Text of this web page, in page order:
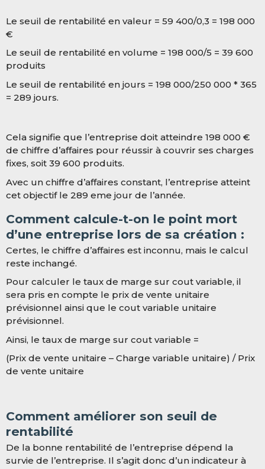
Le seuil de rentabilité en valeur = 59 400/0,3 = 198 000
€
Le seuil de rentabilité en volume = 198 000/5 = 39 600
produits
Le seuil de rentabilité en jours = 198 000/250 000 * 365
= 289 jours.
Cela signifie que l’entreprise doit atteindre 198 000 €
de chiffre d’affaires pour réussir à couvrir ses charges
fixes, soit 39 600 produits.
Avec un chiffre d’affaires constant, l’entreprise atteint
cet objectif le 289 eme jour de l’année.
Comment calcule-t-on le point mort
d’une entreprise lors de sa création :
Certes, le chiffre d’affaires est inconnu, mais le calcul
reste inchangé.
Pour calculer le taux de marge sur cout variable, il
sera pris en compte le prix de vente unitaire
prévisionnel ainsi que le cout variable unitaire
prévisionnel.
Ainsi, le taux de marge sur cout variable =
(Prix de vente unitaire – Charge variable unitaire) / Prix
de vente unitaire
Comment améliorer son seuil de
rentabilité
De la bonne rentabilité de l’entreprise dépend la
survie de l’entreprise. Il s’agit donc d’un indicateur à